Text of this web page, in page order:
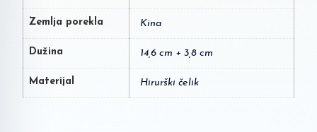
Zemlja porekla Kina
Dužina 14,6 cm + 3,8 cm
Materijal Hirurški čelik